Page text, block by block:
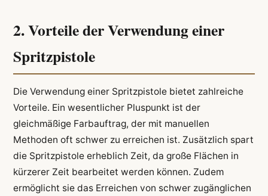
2. Vorteile der Verwendung einer
Spritzpistole
Die Verwendung einer Spritzpistole bietet zahlreiche
Vorteile. Ein wesentlicher Pluspunkt ist der
gleichmäßige Farbauftrag, der mit manuellen
Methoden oft schwer zu erreichen ist. Zusätzlich spart
die Spritzpistole erheblich Zeit, da große Flächen in
kürzerer Zeit bearbeitet werden können. Zudem
ermöglicht sie das Erreichen von schwer zugänglichen